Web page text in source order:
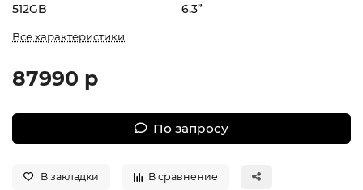
512GB 6.3”
Все характеристики
87990 р
По запросу
В закладки В сравнение